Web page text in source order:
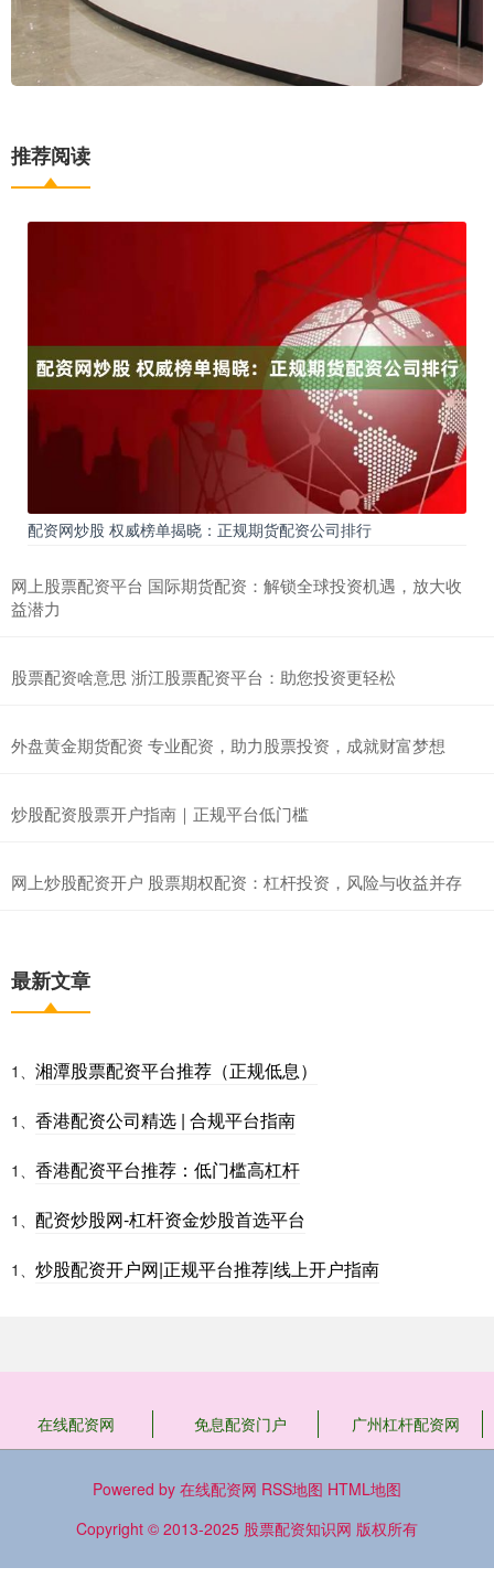
推荐阅读
配资网炒股 权威榜单揭晓：正规期货配资公司排行
网上股票配资平台 国际期货配资：解锁全球投资机遇，放大收
益潜力
股票配资啥意思 浙江股票配资平台：助您投资更轻松
外盘黄金期货配资 专业配资，助力股票投资，成就财富梦想
炒股配资股票开户指南｜正规平台低门槛
网上炒股配资开户 股票期权配资：杠杆投资，风险与收益并存
最新文章
1、 湘潭股票配资平台推荐（正规低息）
1、 香港配资公司精选 | 合规平台指南
1、 香港配资平台推荐：低门槛高杠杆
1、 配资炒股网-杠杆资金炒股首选平台
1、 炒股配资开户网|正规平台推荐|线上开户指南
在线配资网 免息配资门户 广州杠杆配资网
Powered by 在线配资网 RSS地图 HTML地图
Copyright © 2013-2025 股票配资知识网 版权所有